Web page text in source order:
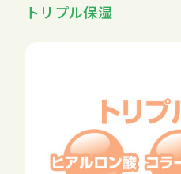
トリプル保湿